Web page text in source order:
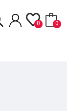
0 0